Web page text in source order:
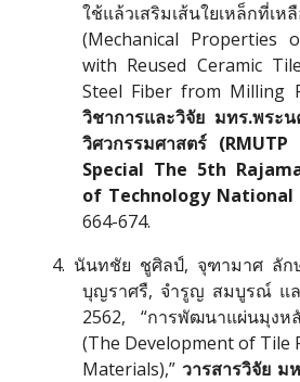
ใช้แล้วเสริมเส้นใยเหล็กที่เห
(Mechanical Properties
with Reused Ceramic
Steel Fiber from Milling
วิชาการและวิจัย มทร.พระ
วิศวกรรมศาสตร์ (RMUTP
Special The 5th
of Technology National
664-674.
4. นันทชัย ชูศิลป์, จุฑามาศ ลั
บุญราศรื, จำรูญ สมบูรณ์ แ
2562, “การพัฒนาแผ่นมุงห
(The Development of Tile
Materials),” วารสารวิจัย ม